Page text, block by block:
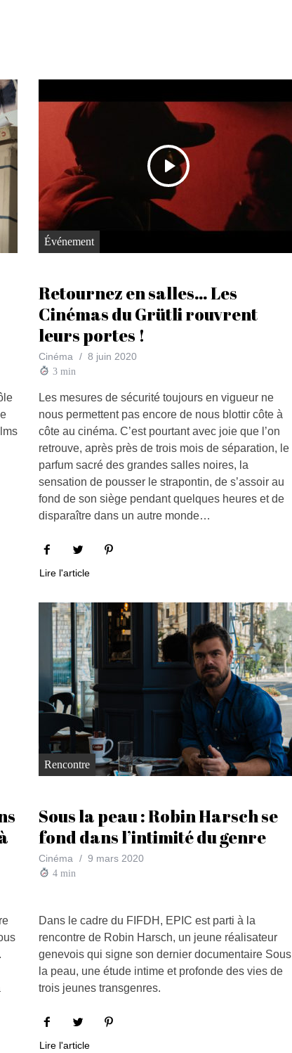
Événement
Retournez en salles… Les
Cinémas du Grütli rouvrent
leurs portes !
Cinéma 8 juin 2020
3 min
Les mesures de sécurité toujours en vigueur ne
nous permettent pas encore de nous blottir côte à
côte au cinéma. C’est pourtant avec joie que l’on
retrouve, après près de trois mois de séparation, le
parfum sacré des grandes salles noires, la
sensation de pousser le strapontin, de s’assoir au
fond de son siège pendant quelques heures et de
disparaître dans un autre monde…
Lire l'article
Rencontre
Sous la peau : Robin Harsch se
fond dans l’intimité du genre
Cinéma 9 mars 2020
4 min
Dans le cadre du FIFDH, EPIC est parti à la
rencontre de Robin Harsch, un jeune réalisateur
genevois qui signe son dernier documentaire Sous
la peau, une étude intime et profonde des vies de
trois jeunes transgenres.
Lire l'article